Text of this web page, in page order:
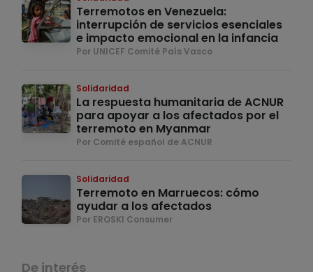
Terremotos en Venezuela:
interrupción de servicios esenciales
e impacto emocional en la infancia
Por UNICEF Comité País Vasco
Solidaridad
La respuesta humanitaria de ACNUR
para apoyar a los afectados por el
terremoto en Myanmar
Por Comité español de ACNUR
Solidaridad
Terremoto en Marruecos: cómo
ayudar a los afectados
Por EROSKI Consumer
De interés